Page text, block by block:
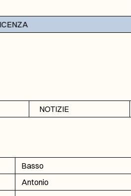
NOTIZIE
Basso
Antonio